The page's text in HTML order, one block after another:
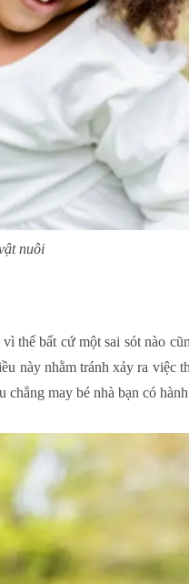
nuôi
thể bất cứ một sai sót nào
này nhằm tránh xảy ra việc
may bé nhà bạn có